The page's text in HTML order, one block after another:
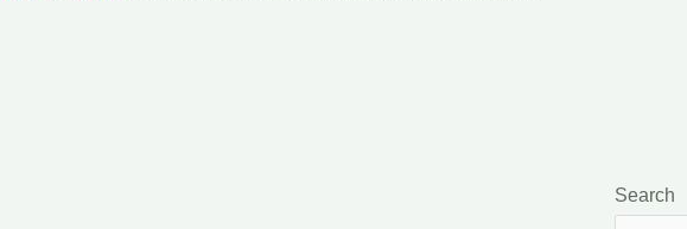
Search